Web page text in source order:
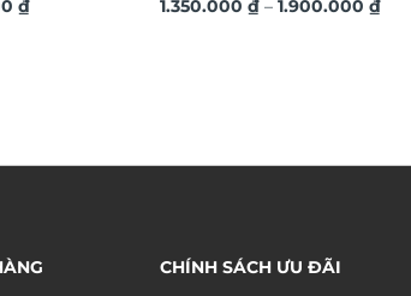
₫Khoảng
GCS12
1.350.000 ₫ – 1.900.000 ₫
CHÍNH SÁCH ƯU ĐÃI